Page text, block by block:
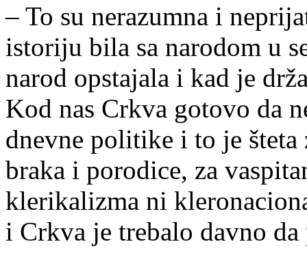
– To su nerazumna i
istoriju bila sa narodom u
narod opstajala i kad je
Kod nas Crkva gotovo da
dnevne politike i to je šteta
braka i porodice, za
klerikalizma ni
i Crkva je trebalo davno